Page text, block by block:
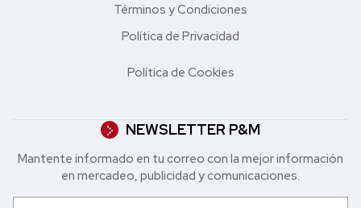
Términos y Condiciones
Política de Privacidad
Política de Cookies
NEWSLETTER P&M
Mantente informado en tu correo con la mejor in formación
en mercadeo, publicidad y comunicaciones.